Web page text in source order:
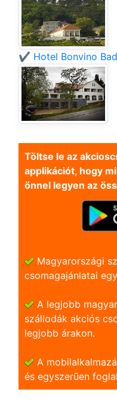
✔️ Hotel Bonvino
Töltse le az
applikációt, hogy
önnel legyen az
Magyarországi
csomagajánlatai
A legjobb
szállodák akciós
legjobb árakon.
A
és egyszerũen